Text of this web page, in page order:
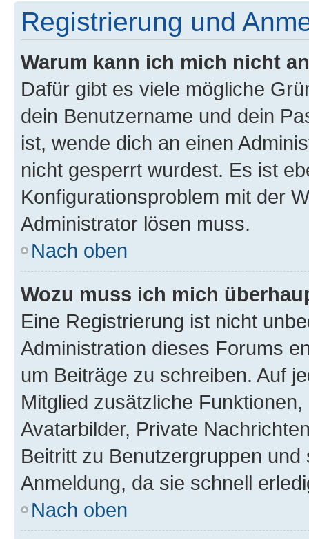
Registrierung und
Warum kann ich mich nicht
Dafür gibt es viele mögliche
dein Benutzername und dein
ist, wende dich an einen
nicht gesperrt wurdest. Es ist
Konfigurationsproblem mit der
Administrator lösen muss.
Nach oben
Wozu muss ich mich
Eine Registrierung ist nicht
Administration dieses Forums
um Beiträge zu schreiben. Auf
Mitglied zusätzliche
Avatarbilder, Private
Beitritt zu Benutzergruppen
Anmeldung, da sie schnell
Nach oben